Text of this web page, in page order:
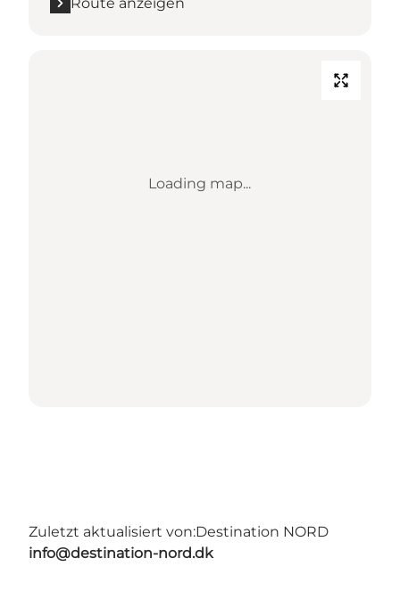
Loading map...
Zuletzt aktualisiert von:Destination NORD
info@destination-nord.dk